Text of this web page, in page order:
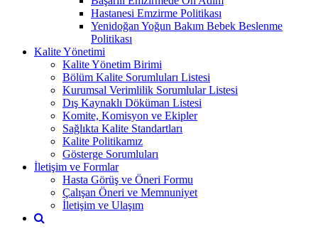
Hastanesi Emzirme Politikası
Yenidoğan Yoğun Bakım Bebek Beslenme
Politikası
Kalite Yönetimi
Kalite Yönetim Birimi
Bölüm Kalite Sorumluları Listesi
Kurumsal Verimlilik Sorumlular Listesi
Dış Kaynaklı Döküman Listesi
Komite, Komisyon ve Ekipler
Sağlıkta Kalite Standartları
Kalite Politikamız
Gösterge Sorumluları
İletişim ve Formlar
Hasta Görüş ve Öneri Formu
Çalışan Öneri ve Memnuniyet
İletişim ve Ulaşım